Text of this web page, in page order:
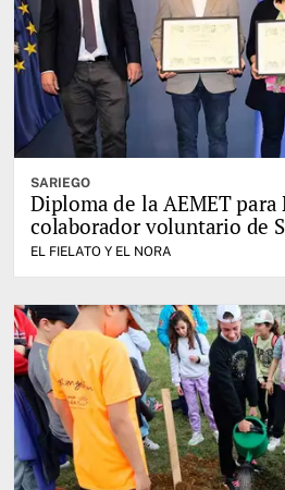
SARIEGO
Diploma de la AEMET para
colaborador voluntario de
EL FIELATO Y EL NORA